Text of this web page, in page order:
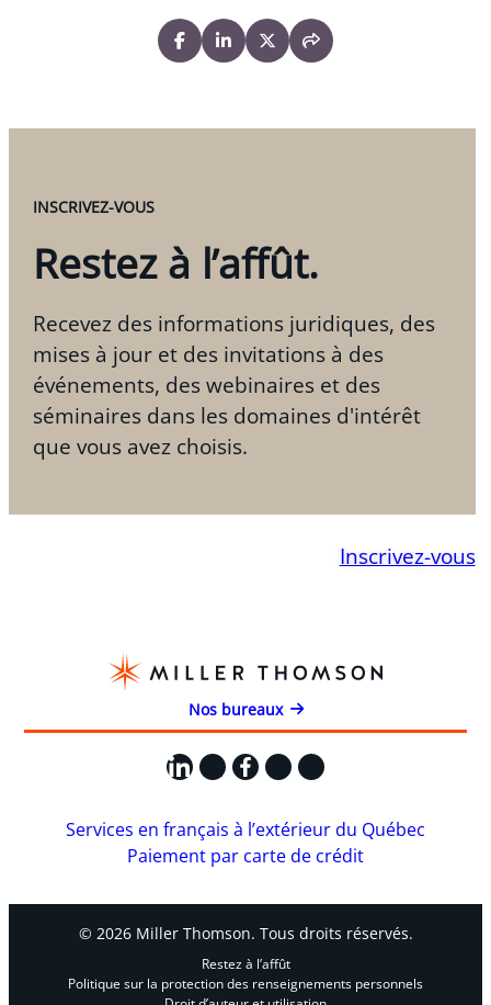
INSCRIVEZ-VOUS
Restez à l’affût.
Recevez des informations juridiques, des
mises à jour et des invitations à des
événements, des webinaires et des
séminaires dans les domaines d'intérêt
que vous avez choisis.
Inscrivez-vous
Nos bureaux
LinkedIn
X Facebook
Instagram
YouTube
Services en français à l’extérieur du Québec
Paiement par carte de crédit
© 2026 Miller Thomson. Tous droits réservés.
Restez à l’affût
Politique sur la protection des renseignements personnels